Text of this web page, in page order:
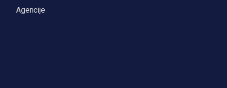
Agencije